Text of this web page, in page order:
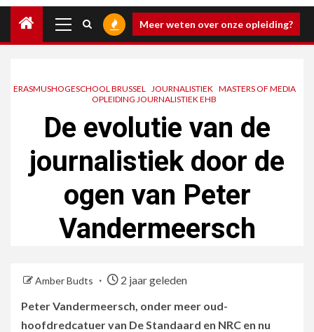
menu
Meer weten over onze opleiding?
ERASMUSHOGESCHOOL BRUSSEL JOURNALISTIEK MASTERS OF MEDIA
OPLEIDING JOURNALISTIEK EHB
De evolutie van de
journalistiek door de
ogen van Peter
Vandermeersch
Amber Budts
2 jaar geleden
Peter Vandermeersch, onder meer oud-
hoofdredcatuer van De Standaard en NRC en nu